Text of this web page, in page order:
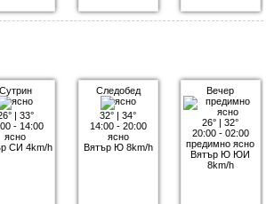
Сутрин
| 33°
- 14:00
ясно
СИ 4km/h
Следобед
32° |34°
14:00 - 20:00
ясно
Вятър Ю 8km/h
Вечер
26° |32°
20:00 - 02:00
предимно ясно
Вятър Ю ЮИ
8km/h